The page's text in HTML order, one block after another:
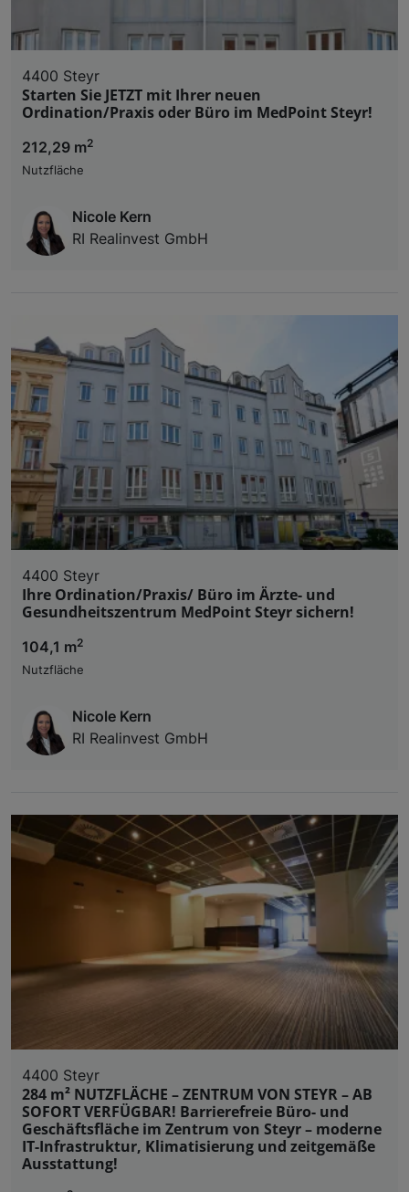
4400 Steyr
Starten Sie JETZT mit Ihrer neuen
Ordination/Praxis oder Büro im MedPoint Steyr!
212,29 m2
Nutzfläche
Nicole Kern
RI Realinvest GmbH
4400 Steyr
Ihre Ordination/Praxis/ Büro im Ärzte- und
Gesundheitszentrum MedPoint Steyr sichern!
104,1 m2
Nutzfläche
Nicole Kern
RI Realinvest GmbH
4400 Steyr
284 m² NUTZFLÄCHE – ZENTRUM VON STEYR – AB
SOFORT VERFÜGBAR! Barrierefreie Büro- und
Geschäftsfläche im Zentrum von Steyr – moderne
IT-Infrastruktur, Klimatisierung und zeitgemäße
Ausstattung!